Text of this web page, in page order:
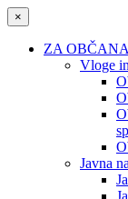
×
ZA OBČANA
Vloge
Javna